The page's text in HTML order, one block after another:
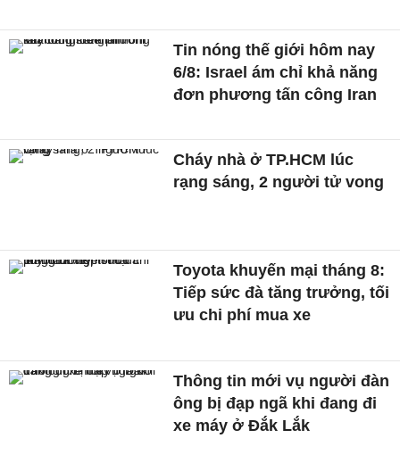
Tin nóng thế giới hôm nay
6/8: Israel ám chỉ khả năng
đơn phương tấn công Iran
Cháy nhà ở TP.HCM lúc
rạng sáng, 2 người tử vong
Toyota khuyến mại tháng 8:
Tiếp sức đà tăng trưởng, tối
ưu chi phí mua xe
Thông tin mới vụ người đàn
ông bị đạp ngã khi đang đi
xe máy ở Đắk Lắk